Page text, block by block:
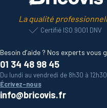
La qualité
Certifié ISO 9001 DNV
Besoin d’aide ? Nos experts vous
01 34 48 98 45
Du lundi au vendredi de 8h30 à
Écrivez-nous
info@bricovis.fr